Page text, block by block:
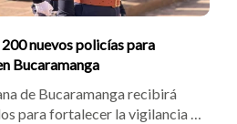
nuevos policías para
Bucaramanga
de Bucaramanga recibirá
para fortalecer la vigilancia y